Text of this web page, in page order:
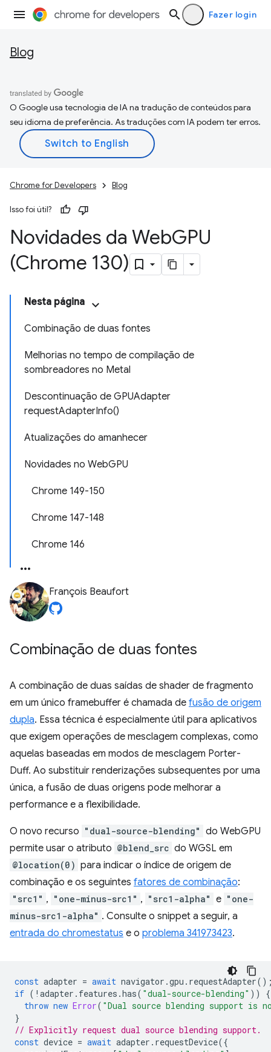
Fazer login
Blog
O Google usa tecnologia de IA na tradução de conteúdos para
seu idioma de preferência. As traduções com IA podem ter erros.
Chrome for Developers Blog
Isso foi útil?
Novidades da WebGPU
(Chrome 130)
Nesta página
Combinação de duas fontes
Melhorias no tempo de compilação de
sombreadores no Metal
Descontinuação de GPUAdapter
requestAdapterInfo()
Atualizações do amanhecer
Novidades no WebGPU
Chrome 149-150
Chrome 147-148
Chrome 146
François Beaufort
Combinação de duas fontes
A combinação de duas saídas de shader de fragmento
em um único framebuffer é chamada de fusão de origem
dupla. Essa técnica é especialmente útil para aplicativos
que exigem operações de mesclagem complexas, como
aquelas baseadas em modos de mesclagem Porter-
Duff. Ao substituir renderizações subsequentes por uma
única, a fusão de duas origens pode melhorar a
performance e a flexibilidade.
O novo recurso "dual-source-blending" do WebGPU
permite usar o atributo @blend_src do WGSL em
@location(0) para indicar o índice de origem de
combinação e os seguintes fatores de combinação:
"src1" , "one-minus-src1" , "src1-alpha" e "one-
minus-src1-alpha" . Consulte o snippet a seguir, a
entrada do chromestatus e o problema 341973423.
const adapter = await navigator .gpu . requestAdapter
if ( ! adapter . features .has( "dual-source-blending" ))
{
throw new Error( "Dual source blending support is
}
// Explicitly request dual source blending support.
const device = await adapter . requestDevice({